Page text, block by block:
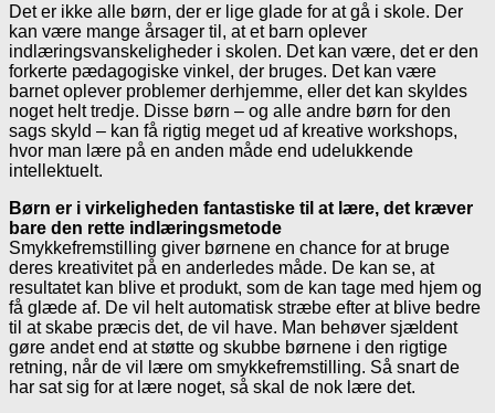
Det er ikke alle børn, der er lige glade for at gå i skole. Der
kan være mange årsager til, at et barn oplever
indlæringsvanskeligheder i skolen. Det kan være, det er den
forkerte pædagogiske vinkel, der bruges. Det kan være
barnet oplever problemer derhjemme, eller det kan skyldes
noget helt tredje. Disse børn – og alle andre børn for den
sags skyld – kan få rigtig meget ud af kreative workshops,
hvor man lære på en anden måde end udelukkende
intellektuelt.
Børn er i virkeligheden fantastiske til at lære, det kræver
bare den rette indlæringsmetode
Smykkefremstilling giver børnene en chance for at bruge
deres kreativitet på en anderledes måde. De kan se, at
resultatet kan blive et produkt, som de kan tage med hjem og
få glæde af. De vil helt automatisk stræbe efter at blive bedre
til at skabe præcis det, de vil have. Man behøver sjældent
gøre andet end at støtte og skubbe børnene i den rigtige
retning, når de vil lære om smykkefremstilling. Så snart de
har sat sig for at lære noget, så skal de nok lære det.